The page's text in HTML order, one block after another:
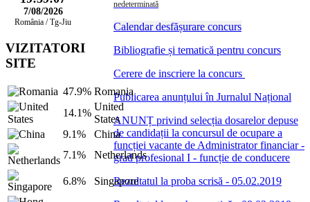
nedeterminată
Calendar desfășurare concurs
Bibliografie și tematică pentru concurs
Cerere de inscriere la concurs
Publicarea anunțului în Jurnalul Național
ANUNȚ privind selecția dosarelor depuse
de candidații la concursul de ocupare a
funcției vacante de Administrator financiar -
grad profesional I - funcție de conducere
Rezultatul la proba scrisă - 05.02.2019
7/08/2026
România / Tg-Jiu
VIZITATORI
SITE
47.9% Romania
14.1%
United
States
9.1%
China
7.1%
Netherlands
6.8% Singapore